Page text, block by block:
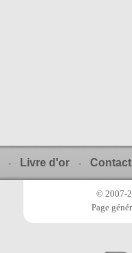
- Livre d'or - Contact
© 2007-
Page